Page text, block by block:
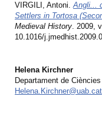
VIRGILI, Antoni.Angli...
Settlers in Tortosa
Medieval History. 2009,
10.1016/
Helena Kirchner
Departament de
Helena.Kirchner@uab.cat